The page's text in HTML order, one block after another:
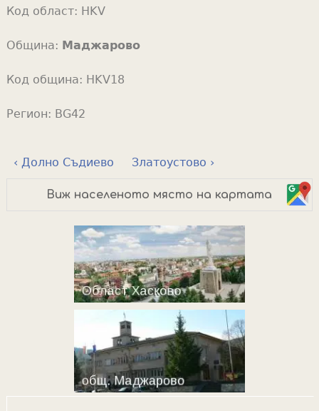
Код област: HKV
Община: Маджарово
Код община: HKV18
Регион: BG42
‹ Долно Съдиево Златоустово ›
Виж населеното място на картата